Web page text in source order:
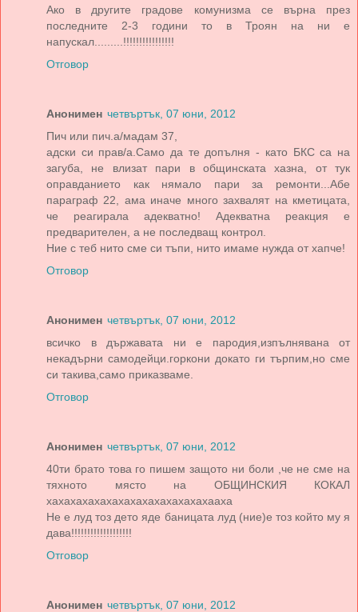
Ако в другите градове комунизма се върна през
последните 2-3 години то в Троян на ни е
напускал.........!!!!!!!!!!!!!!!!
Отговор
Анонимен четвъртък, 07 юни, 2012
Пич или пич.а/мадам 37,
адски си прав/а.Само да те допълня - като БКС са на
загуба, не влизат пари в общинската хазна, от тук
оправданието как нямало пари за ремонти...Абе
параграф 22, ама иначе много захвалят на кметицата,
че реагирала адекватно! Адекватна реакция е
предварителен, а не последващ контрол.
Ние с теб нито сме си тъпи, нито имаме нужда от хапче!
Отговор
Анонимен четвъртък, 07 юни, 2012
всичко в държавата ни е пародия,изпълнявана от
некадърни самодейци.горкони докато ги търпим,но сме
си такива,само приказваме.
Отговор
Анонимен четвъртък, 07 юни, 2012
40ти брато това го пишем защото ни боли ,че не сме на
тяхното място на ОБЩИНСКИЯ КОКАЛ
хахахахахахахахахахахахахахааха
Не е луд тоз дето яде баницата луд (ние)е тоз който му я
дава!!!!!!!!!!!!!!!!!!!
Отговор
Анонимен четвъртък, 07 юни, 2012